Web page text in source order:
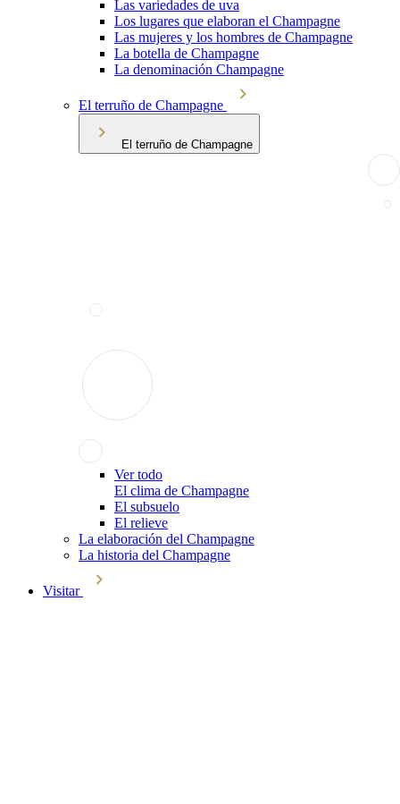
Las variedades de uva
Los lugares que elaboran el Champagne
Las mujeres y los hombres de Champagne
La botella de Champagne
La denominación Champagne
El terruño de Champagne
El terruño de Champagne
Ver todo
El clima de Champagne
El subsuelo
El relieve
La elaboración del Champagne
La historia del Champagne
Visitar